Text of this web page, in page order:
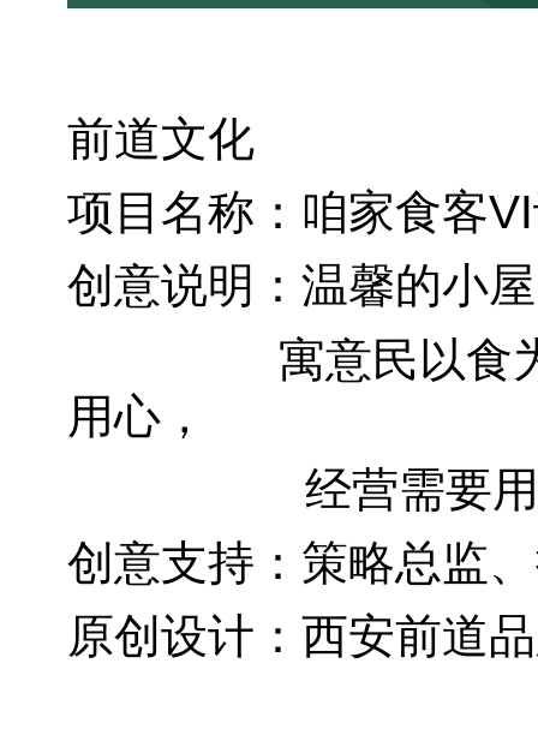
前道文化
项目名称：咱家食客
创意说明：温馨的小
寓意民以食
用心，
经营需要用心
创意支持：策略总监
原创设计：西安前道